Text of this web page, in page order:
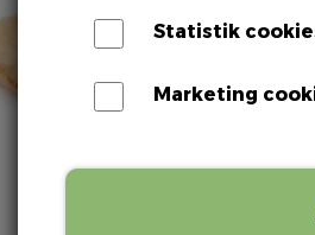
1kg P - Ks
Log ind for
Statistik
Marketing